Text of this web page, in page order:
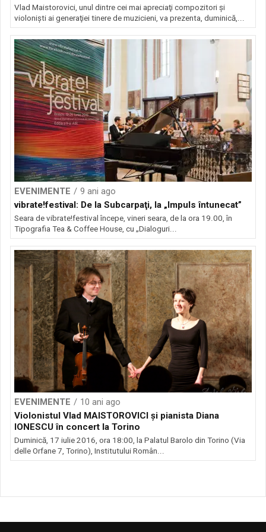
Vlad Maistorovici, unul dintre cei mai apreciaţi compozitori şi
violonişti ai generaţiei tinere de muzicieni, va prezenta, duminică,...
EVENIMENTE
9 ani ago
vibrate!festival: De la Subcarpaţi, la „Impuls întunecat”
Seara de vibrate!festival începe, vineri seara, de la ora 19.00, în
Tipografia Tea & Coffee House, cu „Dialoguri...
EVENIMENTE
10 ani ago
Violonistul Vlad MAISTOROVICI și pianista Diana
IONESCU în concert la Torino
Duminică, 17 iulie 2016, ora 18:00, la Palatul Barolo din Torino (Via
delle Orfane 7, Torino), Institutului Român...